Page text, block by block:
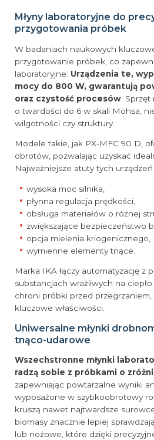
Młyny laboratoryjne do
przygotowania próbek
W badaniach naukowych
przygotowanie próbek, co
laboratoryjne. Urządzenia te,
mocy do 800 W, gwarantują
oraz czystość procesów .
o twardości do 6 w skali Mohsa,
wilgotności czy struktury.
Modele takie, jak PX-MFC 90 D,
obrotów, pozwalając uzyskać
Najważniejsze atuty tych urządzeń
wysoka moc silnika,
płynna regulacja prędkości,
obsługa materiałów o różnej
zwiększające bezpieczeństwo
opcja mielenia kriogenicznego,
wymienne elementy tnące.
Marka IKA łączy automatyzację z
substancjach wrażliwych na
chroni próbki przed
kluczowe właściwości.
Uniwersalne młynki
tnąco-udarowe
Wszechstronne młynki
radzą sobie z próbkami o
zapewniając powtarzalne wyniki
wyposażone w szybkoobrotowy
kruszą nawet najtwardsze
biomasy znacznie lepiej
lub nożowe, które dzięki